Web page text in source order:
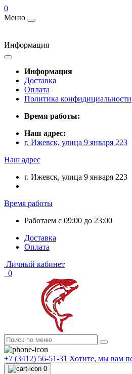
0
Меню
Информация
Информация
Доставка
Оплата
Политика конфидициальности
Время работы:
Наш адрес:
г. Ижевск, улица 9 января 223
Наш адрес
г. Ижевск, улица 9 января 223
Время работы
Работаем с 09:00 до 23:00
Доставка
Оплата
Личный кабинет
0
+7 (3412) 56-51-31 Хотите, мы вам
0